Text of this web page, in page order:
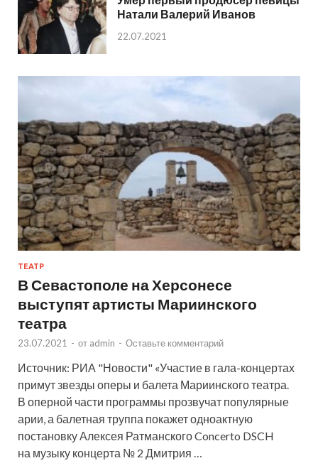
Натали Валерий Иванов
22.07.2021
ТЕАТР
В Севастополе на Херсонесе
выступят артисты Мариинского
театра
23.07.2021 - от admin - Оставьте комментарий
Источник: РИА "Новости" «Участие в гала-концертах
примут звезды оперы и балета Мариинского театра.
В оперной части программы прозвучат популярные
арии, а балетная труппа покажет одноактную
постановку Алексея Ратманского Concerto DSCH
на музыку концерта № 2 Дмитрия …